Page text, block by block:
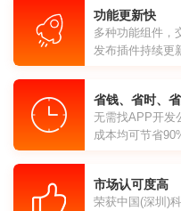
功能更新快
多种功能组件，
发布插件持续更
省钱、省时、
无需找APP开发
成本均可节省
市场认可度高
荣获中国(深圳)